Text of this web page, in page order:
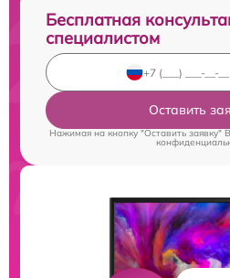
Бесплатная
специалистом
Оставить
Нажимая на кнопку "Оставить заявку"